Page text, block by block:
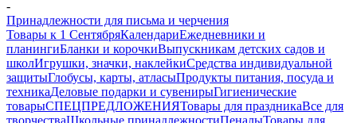
-
Принадлежности для письма и черчения
Товары к 1 СентябряКалендариЕжедневники и
планингиБланки и корочкиВыпускникам детских садов и
школИгрушки, значки, наклейкиСредства индивидуальной
защитыГлобусы, карты, атласыПродукты питания, посуда и
техникаДеловые подарки и сувенирыГигиенические
товарыСПЕЦПРЕДЛОЖЕНИЯТовары для праздникаВсе для
творчестваШкольные принадлежностиПеналыТовары для